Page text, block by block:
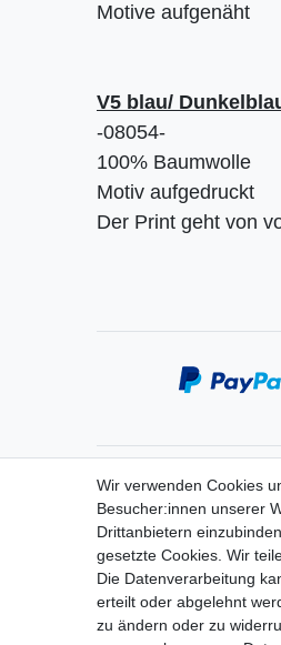
Motive aufgenäht
V5 blau/
-08054-
100% Baumwolle
Motiv aufgedruckt
Der Print geht von
Zahlung
Versand
Kontakt
Messe-Termine
Bildergalerie
Wir verwenden Cookies
Besucher:innen unserer
Drittanbietern
gesetzte Cookies. Wir
Die Datenverarbeitung
erteilt oder abgelehnt
zu ändern oder zu